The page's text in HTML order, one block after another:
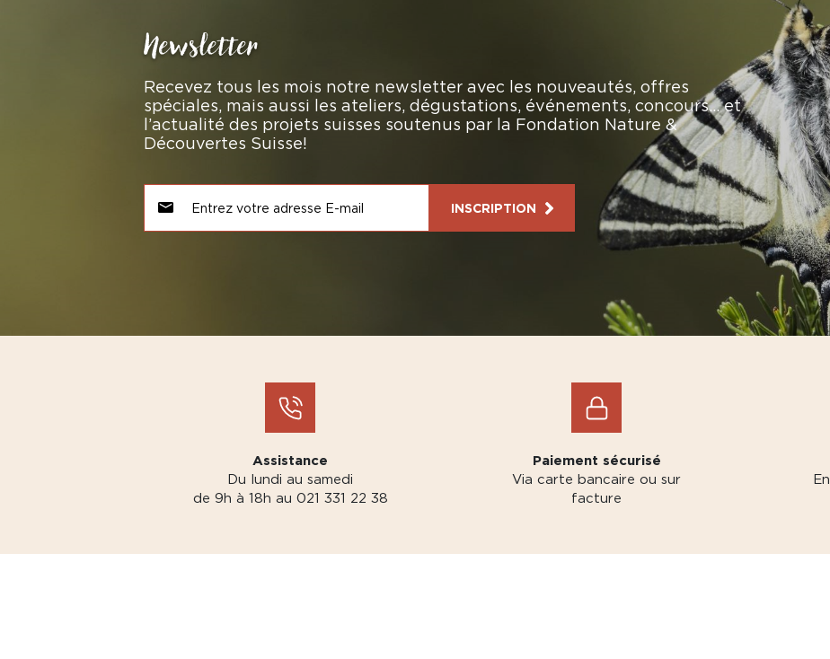
Newsletter
Recevez tous les mois notre newsletter avec les nouveautés, offres
spéciales, mais aussi les ateliers, dégustations, événements, concours… et
l’actualité des projets suisses soutenus par la Fondation Nature &
Découvertes Suisse!
INSCRIPTION
Assistance
Du lundi au samedi
de 9h à 18h au 021 331 22 38
Paiement sécurisé
Via carte bancaire ou sur
facture